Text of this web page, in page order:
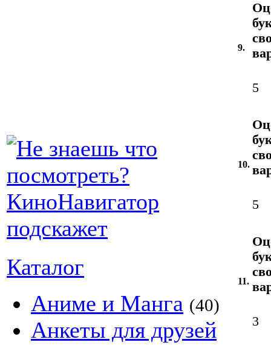
Каталог
Аниме и Манга (40)
Анкеты для друзей
9.
5
10.
5
11.
3